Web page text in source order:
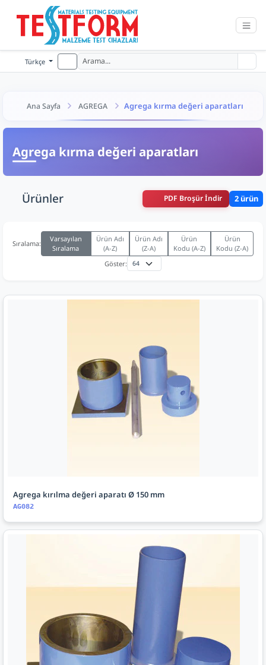
Türkçe
Ana Sayfa AGREGA Agrega kırma değeri aparatları
Agrega kırma değeri aparatları
Ürünler PDF Broşür İndir 2 ürün
Sıralama:
Varsayılan
Sıralama
Ürün Adı
(A-Z)
Ürün Adı
(Z-A)
Ürün
Kodu (A-Z)
Ürün
Kodu (Z-A)
Göster:
Agrega kırılma değeri aparatı Ø 150 mm
AG082